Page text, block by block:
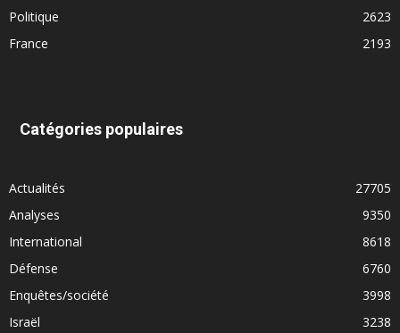
Politique
2623
France
2193
Catégories populaires
Actualités
27705
Analyses
9350
International
8618
Défense
6760
Enquêtes/société
3998
Israël
3238